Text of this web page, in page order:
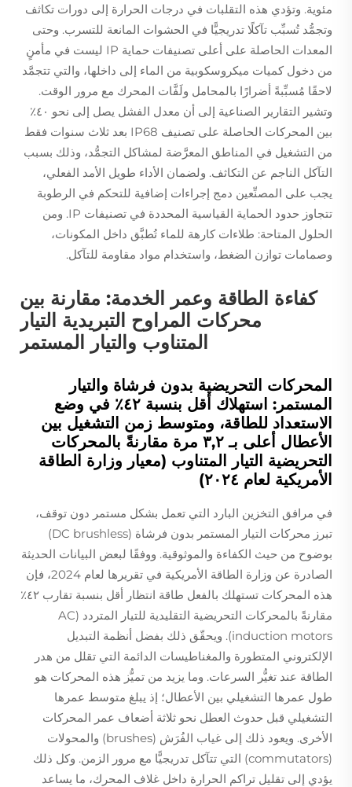
مئوية. وتؤدي هذه التقلبات في درجات الحرارة إلى دورات تكاثف
وتجمُّد تُسبِّب تآكلًا تدريجيًّا في الحشوات المانعة للتسرب. وحتى
المعدات الحاصلة على أعلى تصنيفات حماية IP ليست في مأمنٍ
من دخول كميات ميكروسكوبية من الماء إلى داخلها، والتي تتجمَّد
لاحقًا مُسبِّبةً أضرارًا بالمحامل ولَفَّات المحرك مع مرور الوقت.
وتشير التقارير الصناعية إلى أن معدل الفشل يصل إلى نحو ٤٠٪
بين المحركات الحاصلة على تصنيف IP68 بعد ثلاث سنوات فقط
من التشغيل في المناطق المعرَّضة لمشاكل التجمُّد، وذلك بسبب
التآكل الناجم عن التكاثف. ولضمان الأداء طويل الأمد الفعلي،
يجب على المصنِّعين دمج إجراءات إضافية للتحكم في الرطوبة
تتجاوز حدود الحماية القياسية المحددة في تصنيفات IP. ومن
الحلول المتاحة: طلاءات كارهة للماء تُطبَّق داخل المكونات،
وصمامات توازن الضغط، واستخدام مواد مقاومة للتآكل.
كفاءة الطاقة وعمر الخدمة: مقارنة بين
محركات المراوح التبريدية التيار
المتناوب والتيار المستمر
المحركات التحريضية بدون فرشاة والتيار
المستمر: استهلاك أقل بنسبة ٤٢٪ في وضع
الاستعداد للطاقة، ومتوسط زمن التشغيل بين
الأعطال أعلى بـ ٣,٢ مرة مقارنةً بالمحركات
التحريضية التيار المتناوب (معيار وزارة الطاقة
الأمريكية لعام ٢٠٢٤)
في مرافق التخزين البارد التي تعمل بشكل مستمر دون توقف،
تبرز محركات التيار المستمر بدون فرشاة (DC brushless)
بوضوح من حيث الكفاءة والموثوقية. ووفقًا لبعض البيانات الحديثة
الصادرة عن وزارة الطاقة الأمريكية في تقريرها لعام 2024، فإن
هذه المحركات تستهلك بالفعل طاقة انتظار أقل بنسبة تقارب ٤٢٪
مقارنةً بالمحركات التحريضية التقليدية للتيار المتردد (AC
induction motors). ويحقّق ذلك بفضل أنظمة التبديل
الإلكتروني المتطورة والمغناطيسات الدائمة التي تقلل من هدر
الطاقة عند تغيُّر السرعات. وما يزيد من تميُّز هذه المحركات هو
طول عمرها التشغيلي بين الأعطال؛ إذ يبلغ متوسط عمرها
التشغيلي قبل حدوث العطل نحو ثلاثة أضعاف عمر المحركات
الأخرى. ويعود ذلك إلى غياب الفُرَش (brushes) والمحولات
(commutators) التي تتآكل تدريجيًّا مع مرور الزمن. وكل ذلك
يؤدي إلى تقليل تراكم الحرارة داخل غلاف المحرك، ما يساعد